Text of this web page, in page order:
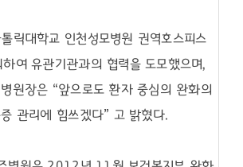
릭대학교 인천성모병원 권역호스피스
여 유관기관과의 협력을 도모했으며,
원장은 “앞으로도 환자 중심의 완화의
관리에 힘쓰겠다” 고 밝혔다.